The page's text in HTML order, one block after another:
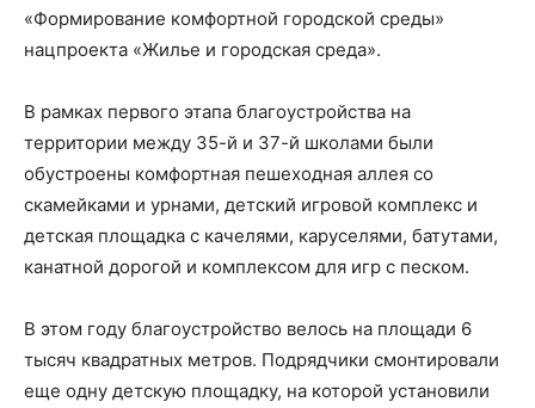
«Формирование комфортной городской среды»
нацпроекта «Жилье и городская среда».
В рамках первого этапа благоустройства на
территории между 35-й и 37-й школами были
обустроены комфортная пешеходная аллея со
скамейками и урнами, детский игровой комплекс и
детская площадка с качелями, каруселями, батутами,
канатной дорогой и комплексом для игр с песком.
В этом году благоустройство велось на площади 6
тысяч квадратных метров. Подрядчики смонтировали
еще одну детскую площадку, на которой установили